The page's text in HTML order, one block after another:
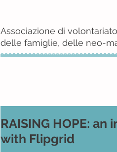
Associazione di
delle famiglie, delle neo-
RAISING HOPE:
with Flipgrid